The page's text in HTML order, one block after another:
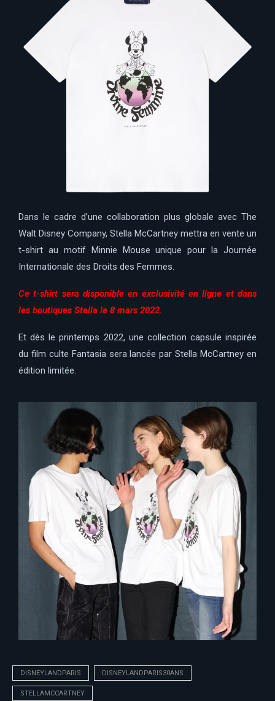
Dans le cadre d’une collaboration plus globale avec The
Walt Disney Company, Stella McCartney mettra en vente un
t-shirt au motif Minnie Mouse unique pour la Journée
Internationale des Droits des Femmes.
Ce t-shirt sera disponible en exclusivité en ligne et dans
les boutiques Stella le 8 mars 2022.
Et dès le printemps 2022, une collection capsule inspirée
du film culte Fantasia sera lancée par Stella McCartney en
édition limitée.
DISNEYLANDPARIS DISNEYLANDPARIS30ANS
STELLAMCCARTNEY